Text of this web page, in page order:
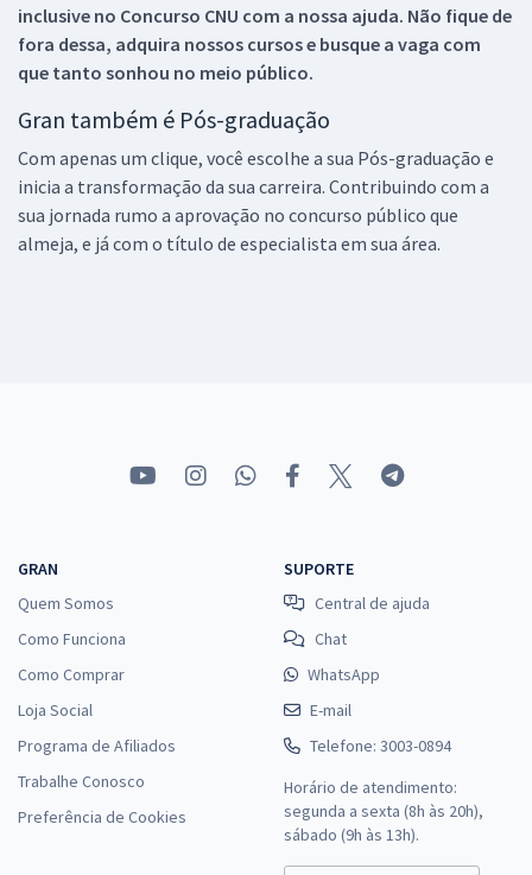
inclusive no Concurso CNU com a nossa ajuda. Não fique de
fora dessa, adquira nossos cursos e busque a vaga com
que tanto sonhou no meio público.
Gran também é Pós-graduação
Com apenas um clique, você escolhe a sua Pós-graduação e
inicia a transformação da sua carreira. Contribuindo com a
sua jornada rumo a aprovação no concurso público que
almeja, e já com o título de especialista em sua área.
GRAN
Quem Somos
Como Funciona
Como Comprar
Loja Social
Programa de Afiliados
Trabalhe Conosco
Preferência de Cookies
SUPORTE
Central de ajuda
Chat
WhatsApp
E-mail
Telefone: 3003-0894
Horário de atendimento:
segunda a sexta (8h às 20h),
sábado (9h às 13h).